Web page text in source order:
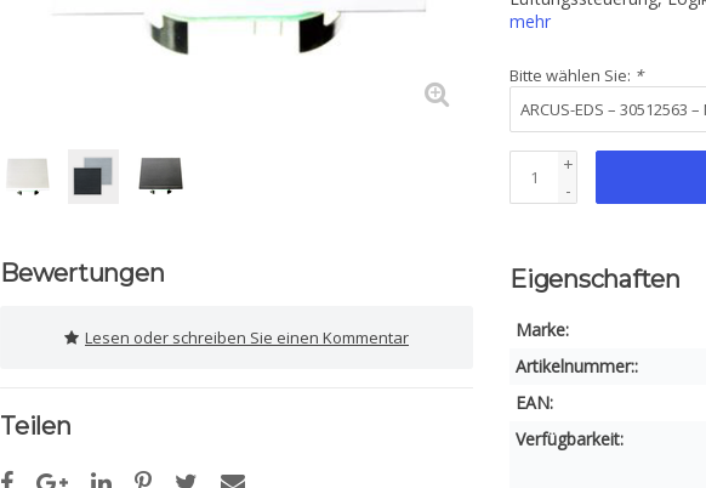
Bewertungen
Lesen oder schreiben Sie einen Kommentar
Teilen
mehr
Bitte wählen Sie: *
+
-
Eigenschaften
Marke:
Artikelnummer::
EAN:
Verfügbarkeit: